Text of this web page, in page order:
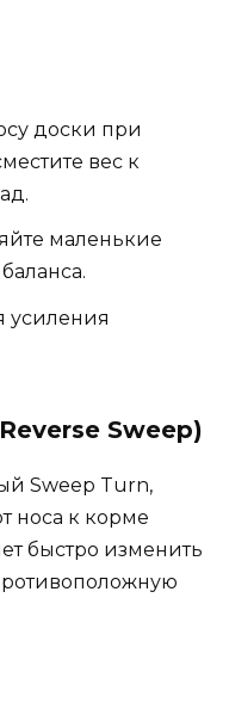
доски при
вес к
маленькие
усиления
Sweep)
Sweep Turn,
носа к корме
быстро изменить